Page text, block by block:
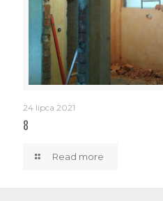
24 lipca 2021
8
Read more